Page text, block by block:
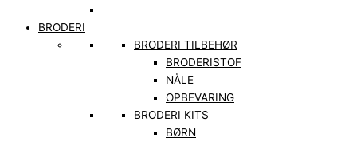
BRODERI
BRODERI TILBEHØR
BRODERISTOF
NÅLE
OPBEVARING
BRODERI KITS
BØRN